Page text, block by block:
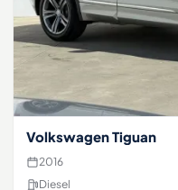
Volkswagen Tiguan
2016
Diesel